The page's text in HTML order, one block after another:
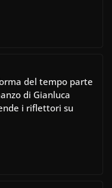
del tempo parte
di Gianluca
i riflettori su